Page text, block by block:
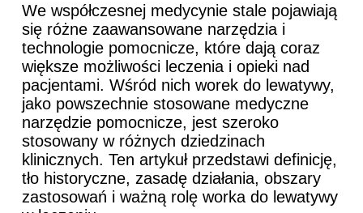
We współczesnej medycynie stale pojawiają
się różne zaawansowane narzędzia i
technologie pomocnicze, które dają coraz
większe możliwości leczenia i opieki nad
pacjentami. Wśród nich worek do lewatywy,
jako powszechnie stosowane medyczne
narzędzie pomocnicze, jest szeroko
stosowany w różnych dziedzinach
klinicznych. Ten artykuł przedstawi definicję,
tło historyczne, zasadę działania, obszary
zastosowań i ważną rolę worka do lewatywy